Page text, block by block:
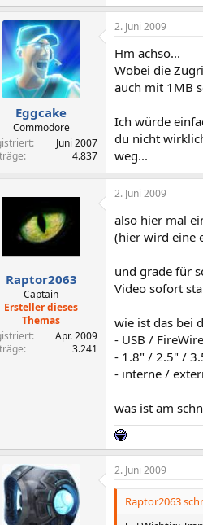
Eggcake
Commodore
Juni 2007
4.837
2. Juni 2009
Hm achso...
Wobei die
auch mit 1MB
Ich würde
du nicht
weg...
Raptor2063
Captain
Ersteller dieses
Themas
Apr. 2009
3.241
2. Juni 2009
also hier mal
(hier wird eine
und grade für
Video sofort
wie ist das bei
- USB /
- 1.8" / 2.5" /
- interne /
was ist am
2. Juni 2009
Raptor2063